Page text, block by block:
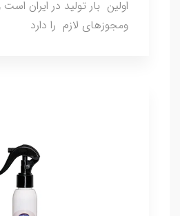
اولین بار تولید در ایران
ومجوزهای لازم را دارد